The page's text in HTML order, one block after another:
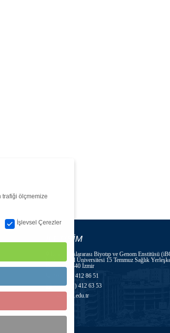
İLETİŞİM
İzmir Uluslararası Biyotıp ve Genom Enstitüsü
Dokuz Eylül Üniversitesi 15 Temmuz Sağlık
Balçova 35340 İzmir
+90 (232) 412 86 51
+90 (232) 412 63 53
ibg@deu.edu.tr
trafiği ölçmemize
İşlevsel Çerezler